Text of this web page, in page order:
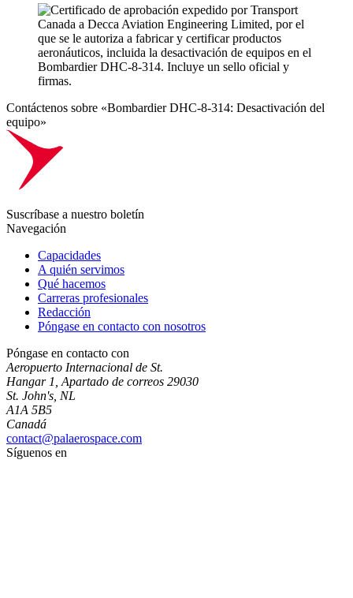
Contáctenos sobre «Bombardier DHC-8-314: Desactivación del
equipo»
Suscríbase a nuestro boletín
Navegación
Capacidades
A quién servimos
Qué hacemos
Carreras profesionales
Redacción
Póngase en contacto con nosotros
Póngase en contacto con
Aeropuerto Internacional de St.
Hangar 1, Apartado de correos 29030
St. John's, NL
A1A 5B5
Canadá
contact@palaerospace.com
Síguenos en